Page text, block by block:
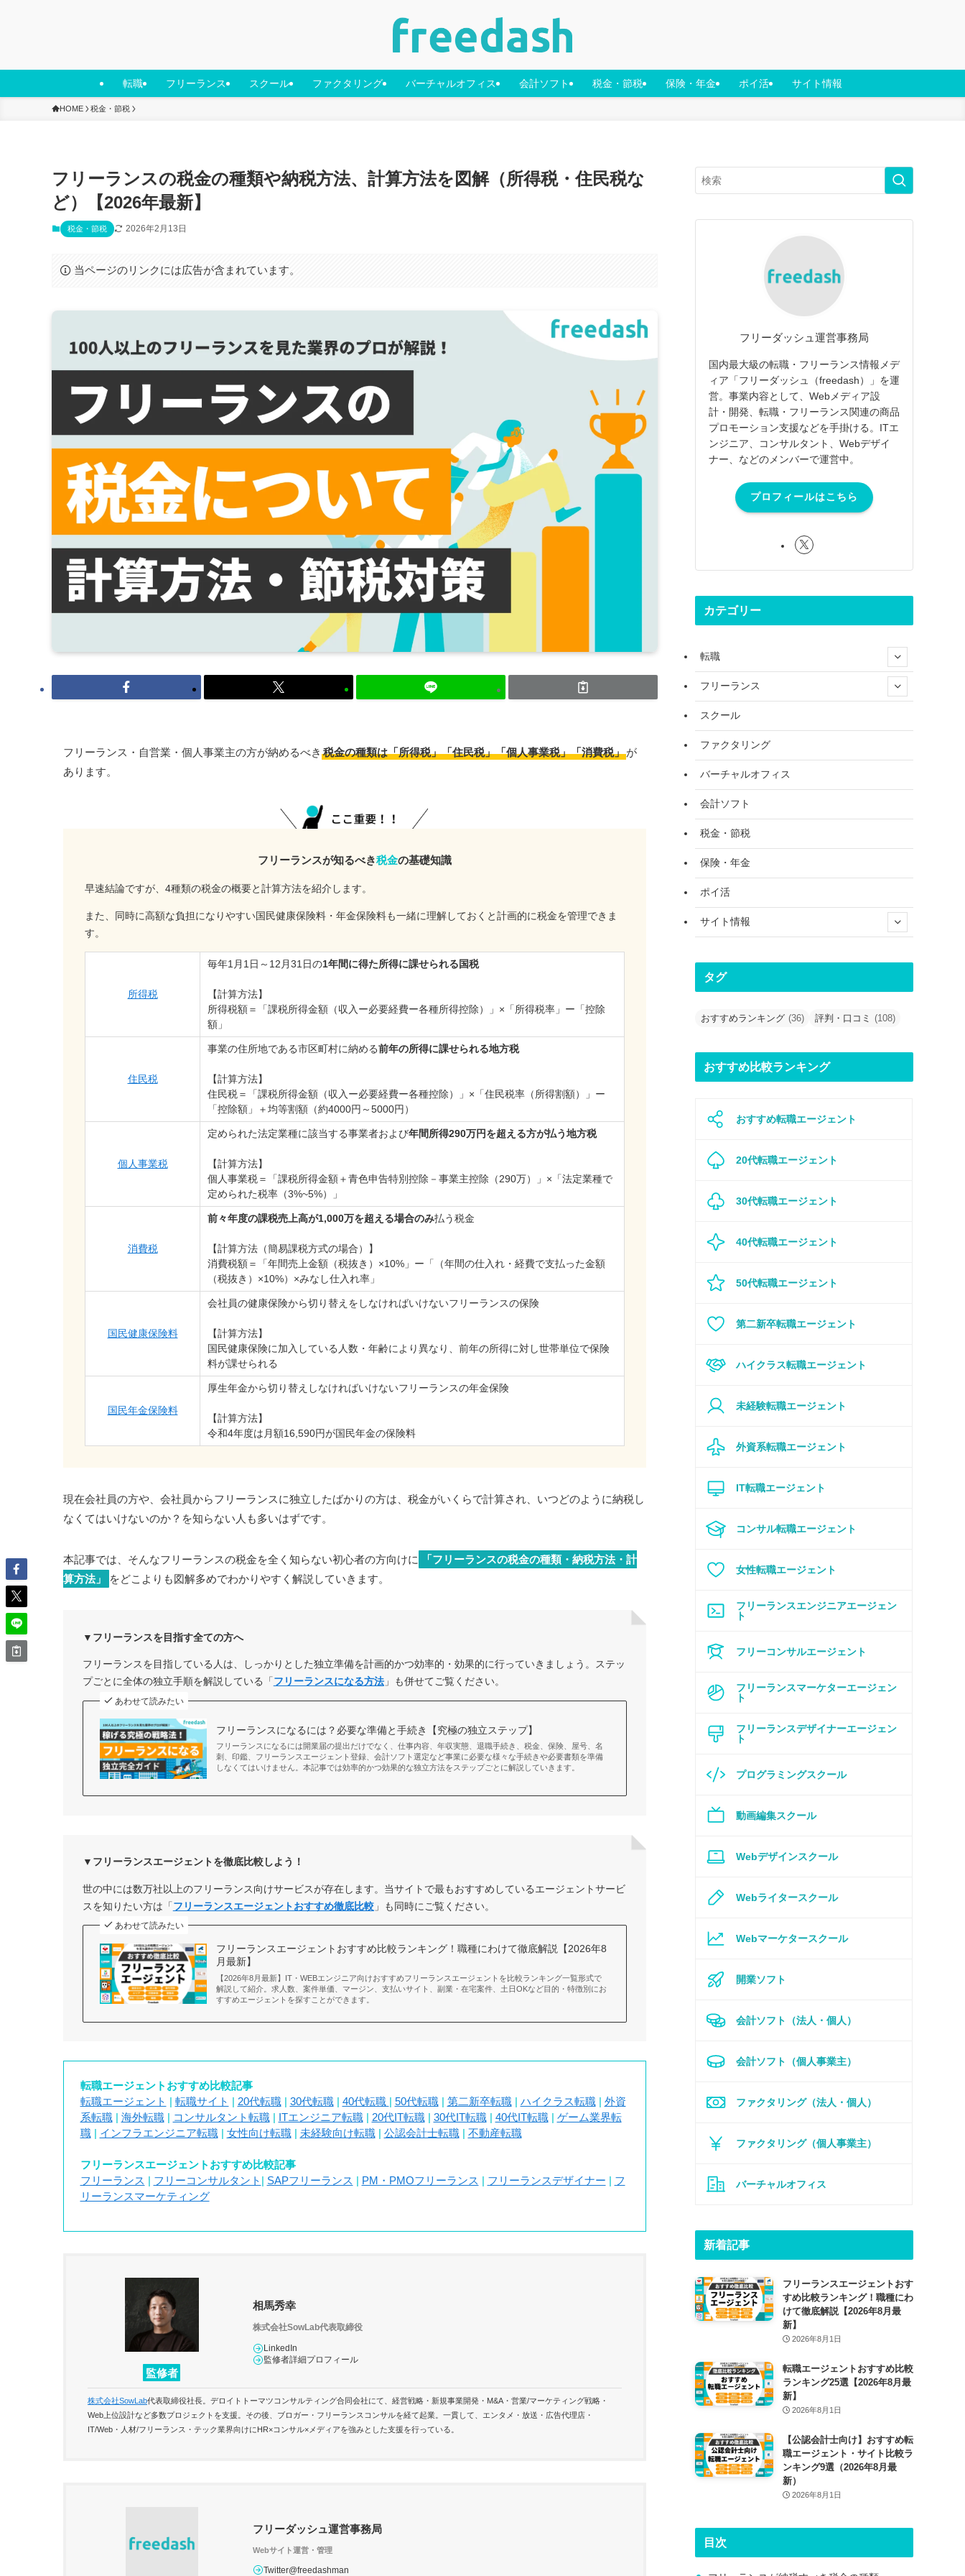
転職 フリーランス スクール ファクタリング バーチャルオフィス 会計ソフト 税金・節税 保険・年金 ポイ活 サイト情報
HOME 税金・節税
フリーランスの税金の種類や納税方法、計算方法を図解（所得税・住民税な
ど）【2026年最新】
税金・節税 2026年2月13日
当ページのリンクには広告が含まれています。
フリーランス・自営業・個人事業主の方が納めるべき 税金の種類は「所得税」「住民税」「個人事業税」「消費税」が
あります。
フリーランスが知るべき税金の基礎知識
早速結論ですが、4種類の税金の概要と計算方法を紹介します。
また、同時に高額な負担になりやすい国民健康保険料・年金保険料も一緒に理解しておくと計画的に税金を管理できま
す。
所得税
毎年1月1日～12月31日の1年間に得た所得に課せられる国税
【計算方法】
所得税額＝「課税所得金額（収入ー必要経費ー各種所得控除）」×「所得税率」ー「控除
額」
住民税
事業の住所地である市区町村に納める前年の所得に課せられる地方税
【計算方法】
住民税＝「課税所得金額（収入ー必要経費ー各種控除）」×「住民税率（所得割額）」ー
「控除額」＋均等割額（約4000円～5000円）
個人事業税
定められた法定業種に該当する事業者および年間所得290万円を超える方が払う地方税
【計算方法】
個人事業税＝「課税所得金額＋青色申告特別控除－事業主控除（290万）」×「法定業種で
定められた税率（3%~5%）」
消費税
前々年度の課税売上高が1,000万を超える場合のみ払う税金
【計算方法（簡易課税方式の場合）】
消費税額＝「年間売上金額（税抜き）×10%」ー「（年間の仕入れ・経費で支払った金額
（税抜き）×10%）×みなし仕入れ率」
国民健康保険料
会社員の健康保険から切り替えをしなければいけないフリーランスの保険
【計算方法】
国民健康保険に加入している人数・年齢により異なり、前年の所得に対し世帯単位で保険
料が課せられる
国民年金保険料
厚生年金から切り替えしなければいけないフリーランスの年金保険
【計算方法】
令和4年度は月額16,590円が国民年金の保険料
現在会社員の方や、会社員からフリーランスに独立したばかりの方は、税金がいくらで計算され、いつどのように納税し
なくてはいけないのか？を知らない人も多いはずです。
本記事では、そんなフリーランスの税金を全く知らない初心者の方向けに
「フリーランスの税金の種類・納税方法・計
算方法」
をどこよりも図解多めでわかりやすく解説していきます。
▼フリーランスを目指す全ての方へ
フリーランスを目指している人は、しっかりとした独立準備を計画的かつ効率的・効果的に行っていきましょう。ステッ
プごとに全体の独立手順を解説している「 フリーランスになる方法」も併せてご覧ください。
あわせて読みたい
フリーランスになるには？必要な準備と手続き【究極の独立ステップ】
フリーランスになるには開業届の提出だけでなく、仕事内容、年収実態、退職手続き、税金、保険、屋号、名
刺、印鑑、フリーランスエージェント登録、会計ソフト選定など事業に必要な様々な手続きや必要書類を準備
しなくてはいけません。本記事では効率的かつ効果的な独立方法をステップごとに解説していきます。
▼フリーランスエージェントを徹底比較しよう！
世の中には数万社以上のフリーランス向けサービスが存在します。当サイトで最もおすすめしているエージェントサービ
スを知りたい方は「 フリーランスエージェントおすすめ徹底比較」も同時にご覧ください。
あわせて読みたい
フリーランスエージェントおすすめ比較ランキング！職種にわけて徹底解説【2026年8
月最新】
【2026年8月最新】IT・WEBエンジニア向けおすすめフリーランスエージェントを比較ランキング一覧形式で
解説して紹介。求人数、案件単価、マージン、支払いサイト、副業・在宅案件、土日OKなど目的・特徴別にお
すすめエージェントを探すことができます。
転職エージェントおすすめ比較記事
転職エージェント | 転職サイト | 20代転職| 30代転職| 40代転職 | 50代転職| 第二新卒転職| ハイクラス転職| 外資
系転職| 海外転職| コンサルタント転職| ITエンジニア転職| 20代IT転職| 30代IT転職| 40代IT転職| ゲーム業界転
職| インフラエンジニア転職| 女性向け転職| 未経験向け転職| 公認会計士転職| 不動産転職
フリーランスエージェントおすすめ比較記事
フリーランス | フリーコンサルタント | SAPフリーランス | PM・PMOフリーランス | フリーランスデザイナー | フ
リーランスマーケティング
監修者
相馬秀幸
株式会社SowLab代表取締役
LinkedIn
監修者詳細プロフィール
株式会社SowLab代表取締役社長。デロイトトーマツコンサルティング合同会社にて、経営戦略・新規事業開発・M&A・営業/マーケティング戦略・
Web上位設計など多数プロジェクトを支援。その後、ブロガー・フリーランスコンサルを経て起業。一貫して、エンタメ・放送・広告代理店・
IT/Web・人材/フリーランス・テック業界向けにHR×コンサル×メディアを強みとした支援を行っている。
フリーダッシュ運営事務局
Webサイト運営・管理
Twitter@freedashman
フリーダッシュ運営事務局
国内最大級の転職・フリーランス情報メデ
ィア「フリーダッシュ（freedash）」を運
営。事業内容として、Webメディア設
計・開発、転職・フリーランス関連の商品
プロモーション支援などを手掛ける。ITエ
ンジニア、コンサルタント、Webデザイ
ナー、などのメンバーで運営中。
プロフィールはこちら
カテゴリー
転職
フリーランス
スクール
ファクタリング
バーチャルオフィス
会計ソフト
税金・節税
保険・年金
ポイ活
サイト情報
タグ
おすすめランキング (36) 評判・口コミ (108)
おすすめ比較ランキング
おすすめ転職エージェント
20代転職エージェント
30代転職エージェント
40代転職エージェント
50代転職エージェント
第二新卒転職エージェント
ハイクラス転職エージェント
未経験転職エージェント
外資系転職エージェント
IT転職エージェント
コンサル転職エージェント
女性転職エージェント
フリーランスエンジニアエージェン
ト
フリーコンサルエージェント
フリーランスマーケターエージェン
ト
フリーランスデザイナーエージェン
ト
プログラミングスクール
動画編集スクール
Webデザインスクール
Webライタースクール
Webマーケタースクール
開業ソフト
会計ソフト（法人・個人）
会計ソフト（個人事業主）
ファクタリング（法人・個人）
ファクタリング（個人事業主）
バーチャルオフィス
新着記事
フリーランスエージェントおす
すめ比較ランキング！職種にわ
けて徹底解説【2026年8月最
新】
2026年8月1日
転職エージェントおすすめ比較
ランキング25選【2026年8月最
新】
2026年8月1日
【公認会計士向け】おすすめ転
職エージェント・サイト比較ラ
ンキング9選（2026年8月最
新）
2026年8月1日
目次